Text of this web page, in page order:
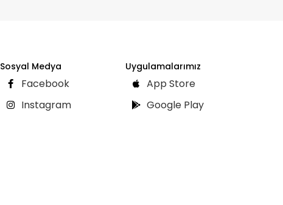
Sosyal Medya
Facebook
Instagram
Uygulamalarımız
App Store
Google Play